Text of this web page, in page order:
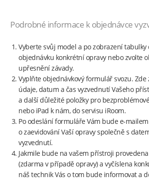
Podrobné informace k objednávce
Vyberte svůj model a po zobrazení tabulky
objednávku konkrétní opravy nebo zvolte
upřesnění závady.
Vyplňte objednávkový formulář svozu.
údaje, datum a čas vyzvednutí Vašeho
a další důležité položky pro
nebo iPad k nám, do servisu iRoom.
Po odeslání formuláře Vám bude e-
o zaevidování Vaší opravy společně s
vyzvednutí.
Jakmile bude na vašem přístroji
(zdarma v případě opravy) a vyčíslena
náš technik Vás o tom bude informovat a